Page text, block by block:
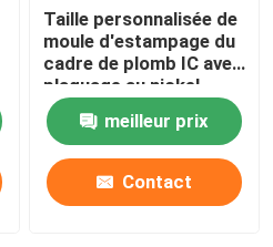
Taille personnalisée de
moule d'estampage du
cadre de plomb IC avec
plaquage au nickel
meilleur prix
Contact